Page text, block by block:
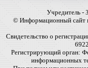
Учредитель -
© Информационный сайт
Свидетельство о
Регистрирующий орган:
информационных